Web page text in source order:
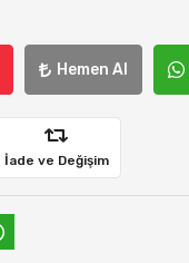
Hemen Al
İade ve Değişim